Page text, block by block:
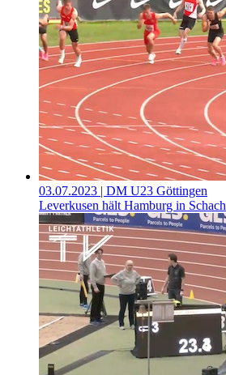
03.07.2023 | DM U23 Göttingen
Leverkusen hält Hamburg in Schach